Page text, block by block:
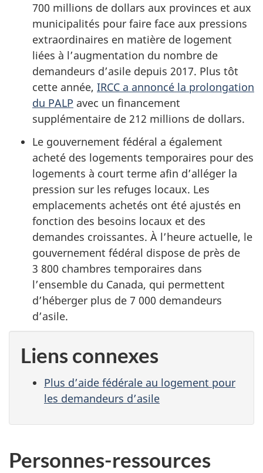
700 millions de dollars aux provinces et aux
municipalités pour faire face aux pressions
extraordinaires en matière de logement
liées à l’augmentation du nombre de
demandeurs d’asile depuis 2017. Plus tôt
cette année, IRCC a annoncé la prolongation
du PALP avec un financement
supplémentaire de 212 millions de dollars.
Le gouvernement fédéral a également
acheté des logements temporaires pour des
logements à court terme afin d’alléger la
pression sur les refuges locaux. Les
emplacements achetés ont été ajustés en
fonction des besoins locaux et des
demandes croissantes. À l’heure actuelle, le
gouvernement fédéral dispose de près de
3 800 chambres temporaires dans
l’ensemble du Canada, qui permettent
d’héberger plus de 7 000 demandeurs
d’asile.
Liens connexes
Plus d’aide fédérale au logement pour
les demandeurs d’asile
Personnes-ressources